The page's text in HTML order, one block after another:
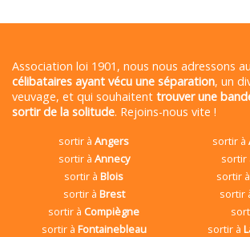
Association loi 1901, nous nous adressons
célibataires ayant vécu une séparation, un
veuvage, et qui souhaitent trouver une
sortir de la solitude. Rejoins-nous vite !
sortir àAngers sortir à
sortir à Annecy sortir
sortir àBlois sortir
sortir à Brest sortir
sortir à Compiègne
sortir à Fontainebleau sortir à